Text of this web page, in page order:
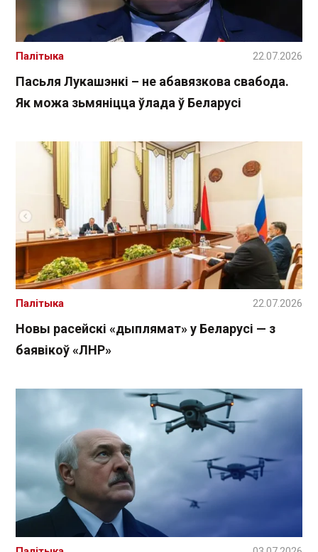
Пасьля Лукашэнкі – не абавязкова свабода.
Як можа зьмяніцца ўлада ў Беларусі
Палітыка 22.07.2026
Новы расейскі «дыплямат» у Беларусі — з
баявікоў «ЛНР»
Палітыка 22.07.2026